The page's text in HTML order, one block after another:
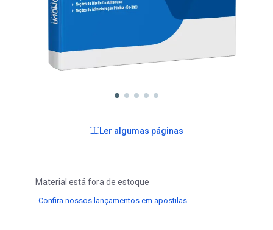
Ler algumas páginas
Material está fora de estoque
Confira nossos lançamentos em apostilas